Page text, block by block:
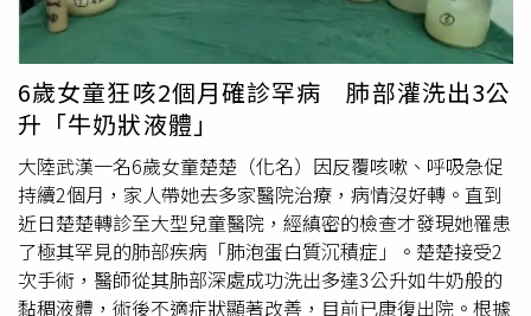
有公會會員認為，「公會搞改革已經40、50年了，現在還
是跟以前一樣，要改早就改了，大家認為一條人命是否能換
改革，但是從以前到現在不只這條人命，吳省斯建築師的事
只是冰山一角，前面還有更多受害者，公會要配合政府要改
革根本是X」。民進黨立委吳思瑤(中)長期深耕建築與公共
工程領域，與建改社互動密切，共同推動多項修法。多名建
築師表示，公會有政治包袱，需要政府支持，因此多有顧
慮。（圖／翻攝建改社臉書）另外他也提到，建改社裡面是
由立委吳思瑤在帶頭，這件事最後恐將發酵成為縣市長選舉
的攻防戰。而最終是否真能推動公會、建改社改革，所有建
築師與社會大眾都在看。◎勇敢求救並非弱者，您的痛苦有
30個故事，分享夫妻相處點滴。她笑說老公最擅長「不花錢
的浪漫」，曾把兩棵靠得很近的樹當成情人節禮物；更曾因
看見家裡堆積的藥妝店發票都印有「西門町」字樣，懷疑她
每周偷偷跑去約會，最後才發現那只是總公司名稱，鬧出一
場大烏龍。夫妻倆感情甜蜜，連散步被拍到大小眼，隔天竟
被媒體報導是「疑似顏面神經失調需攙扶」，讓他們哭笑不
得。余皓然上節目分享和王中平的老夫老妻甜蜜日常。（圖
／年代提供）
6歲女童狂咳2個月確診罕病 肺部灌洗出3公
升「牛奶狀液體」
大陸武漢一名6歲女童楚楚（化名）因反覆咳嗽、呼吸急促
持續2個月，家人帶她去多家醫院治療，病情沒好轉。直到
近日楚楚轉診至大型兒童醫院，經縝密的檢查才發現她罹患
了極其罕見的肺部疾病「肺泡蛋白質沉積症」。楚楚接受2
次手術，醫師從其肺部深處成功洗出多達3公升如牛奶般的
黏稠液體，術後不適症狀顯著改善，目前已康復出院。根據